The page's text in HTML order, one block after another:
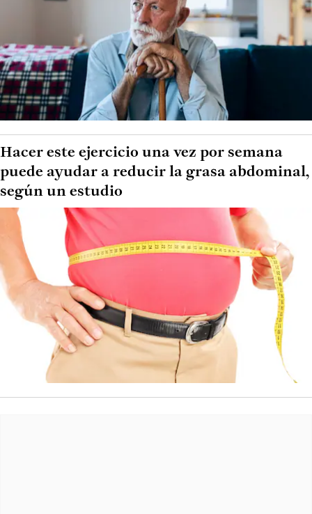
Hacer este ejercicio una vez por semana
puede ayudar a reducir la grasa abdominal,
según un estudio